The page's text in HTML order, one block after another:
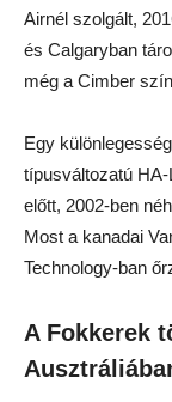
Airnél szolgált,
és Calgaryban
még a Cimber
Egy
típusváltozatú
előtt, 2002-ben
Most a kanadai
Technology-ban
A Fokkerek